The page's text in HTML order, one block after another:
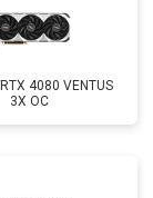
4080 VENTUS
3X OC